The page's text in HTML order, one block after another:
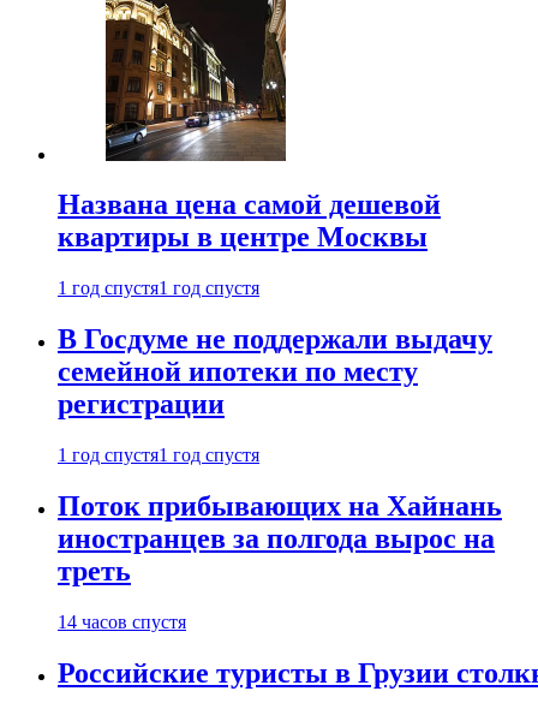
Названа цена самой дешевой
квартиры в центре Москвы
1 год спустя1 год спустя
В Госдуме не поддержали выдачу
семейной ипотеки по месту
регистрации
1 год спустя1 год спустя
Поток прибывающих на Хайнань
иностранцев за полгода вырос на
треть
14 часов спустя
Российские туристы в Грузии